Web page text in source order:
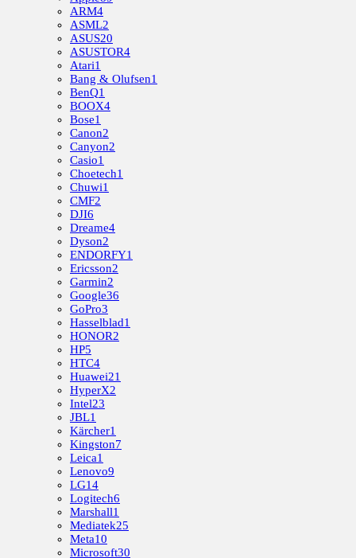
ARM4
ASML2
ASUS20
ASUSTOR4
Atari1
Bang & Olufsen1
BenQ1
BOOX4
Bose1
Canon2
Canyon2
Casio1
Choetech1
Chuwi1
CMF2
DJI6
Dreame4
Dyson2
ENDORFY1
Ericsson2
Garmin2
Google36
GoPro3
Hasselblad1
HONOR2
HP5
HTC4
Huawei21
HyperX2
Intel23
JBL1
Kärcher1
Kingston7
Leica1
Lenovo9
LG14
Logitech6
Marshall1
Mediatek25
Meta10
Microsoft30